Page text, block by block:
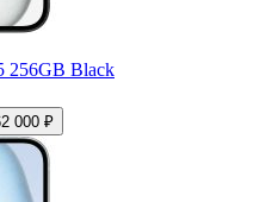
256GB Black
000 ₽